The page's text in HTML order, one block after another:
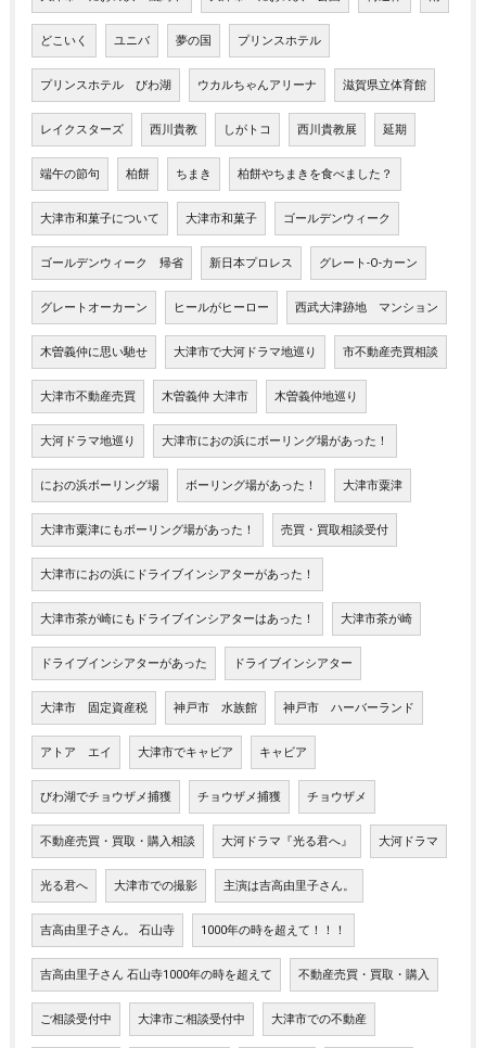
どこいく ユニバ 夢の国 プリンスホテル
プリンスホテル びわ湖 ウカルちゃんアリーナ 滋賀県立体育館
レイクスターズ 西川貴教 しがトコ 西川貴教展 延期
端午の節句 柏餅 ちまき 柏餅やちまきを食べました？
大津市和菓子について 大津市和菓子 ゴールデンウィーク
ゴールデンウィーク 帰省 新日本プロレス グレート-O-カーン
グレートオーカーン ヒールがヒーロー 西武大津跡地 マンション
木曽義仲に思い馳せ 大津市で大河ドラマ地巡り 市不動産売買相談
大津市不動産売買 木曽義仲 大津市 木曽義仲地巡り
大河ドラマ地巡り 大津市におの浜にボーリング場があった！
におの浜ボーリング場 ボーリング場があった！ 大津市粟津
大津市粟津にもボーリング場があった！ 売買・買取相談受付
大津市におの浜にドライブインシアターがあった！
大津市茶が崎にもドライブインシアターはあった！ 大津市茶が崎
ドライブインシアターがあった ドライブインシアター
大津市 固定資産税 神戸市 水族館 神戸市 ハーバーランド
アトア エイ 大津市でキャビア キャビア
びわ湖でチョウザメ捕獲 チョウザメ捕獲 チョウザメ
不動産売買・買取・購入相談 大河ドラマ『光る君へ』 大河ドラマ
光る君へ 大津市での撮影 主演は吉高由里子さん。
吉高由里子さん。 石山寺 1000年の時を超えて！！！
吉高由里子さん 石山寺1000年の時を超えて 不動産売買・買取・購入
ご相談受付中 大津市ご相談受付中 大津市での不動産